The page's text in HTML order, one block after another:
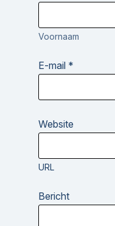
Voornaam
E-mail *
-
m
i
l
a
a
Website
URL
Bericht